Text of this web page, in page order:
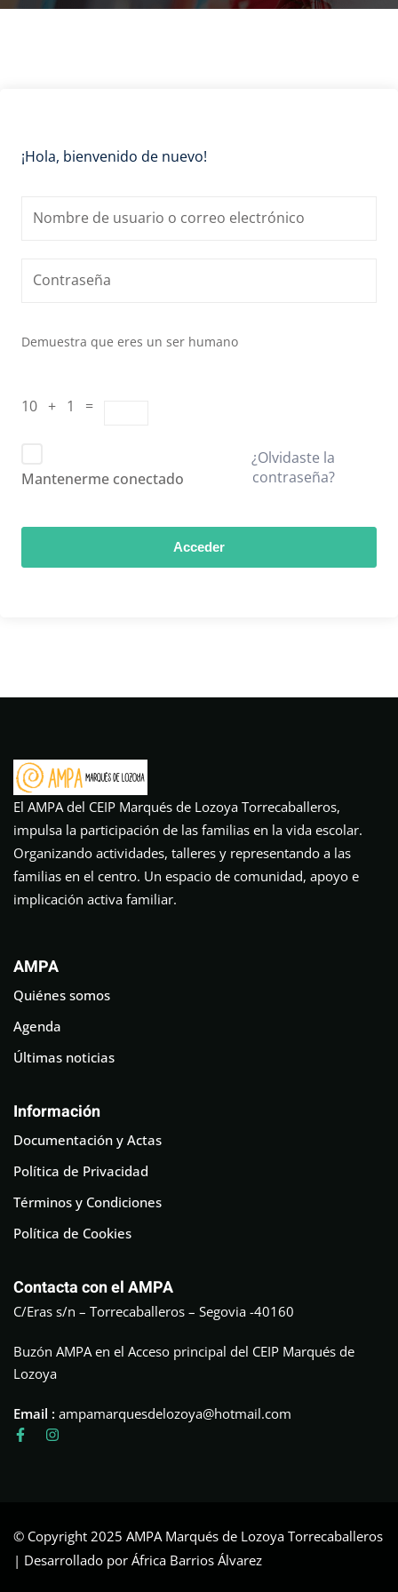
¡Hola, bienvenido de nuevo!
Demuestra que eres un ser humano
10 + 1 =
Mantenerme conectado
¿Olvidaste la
contraseña?
Acceder
El AMPA del CEIP Marqués de Lozoya Torrecaballeros,
impulsa la participación de las familias en la vida escolar.
Organizando actividades, talleres y representando a las
familias en el centro. Un espacio de comunidad, apoyo e
implicación activa familiar.
AMPA
Quiénes somos
Agenda
Últimas noticias
Información
Documentación y Actas
Política de Privacidad
Términos y Condiciones
Política de Cookies
Contacta con el AMPA
C/Eras s/n – Torrecaballeros – Segovia -40160
Buzón AMPA en el Acceso principal del CEIP Marqués de
Lozoya
Email : ampamarquesdelozoya@hotmail.com
© Copyright 2025 AMPA Marqués de Lozoya Torrecaballeros
| Desarrollado por África Barrios Álvarez